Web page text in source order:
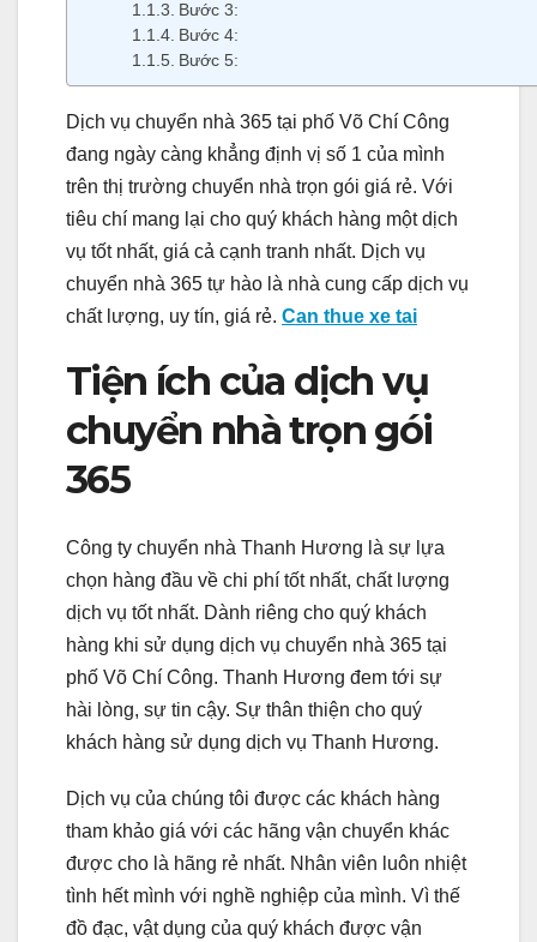
Bước 3:
Bước 4:
Bước 5:
Dịch vụ chuyển nhà 365 tại phố Võ Chí Công
đang ngày càng khẳng định vị số 1 của mình
trên thị trường chuyển nhà trọn gói giá rẻ. Với
tiêu chí mang lại cho quý khách hàng một dịch
vụ tốt nhất, giá cả cạnh tranh nhất. Dịch vụ
chuyển nhà 365 tự hào là nhà cung cấp dịch vụ
chất lượng, uy tín, giá rẻ. Can thue xe tai
Tiện ích của dịch vụ
chuyển nhà trọn gói
365
Công ty chuyển nhà Thanh Hương là sự lựa
chọn hàng đầu về chi phí tốt nhất, chất lượng
dịch vụ tốt nhất. Dành riêng cho quý khách
hàng khi sử dụng dịch vụ chuyển nhà 365 tại
phố Võ Chí Công. Thanh Hương đem tới sự
hài lòng, sự tin cậy. Sự thân thiện cho quý
khách hàng sử dụng dịch vụ Thanh Hương.
Dịch vụ của chúng tôi được các khách hàng
tham khảo giá với các hãng vận chuyển khác
được cho là hãng rẻ nhất. Nhân viên luôn nhiệt
tình hết mình với nghề nghiệp của mình. Vì thế
đồ đạc, vật dụng của quý khách được vận